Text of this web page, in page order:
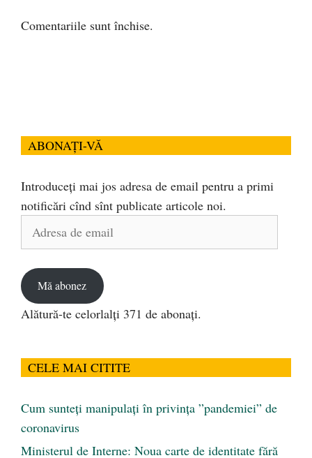
Comentariile sunt închise.
ABONAȚI-VĂ
Introduceți mai jos adresa de email pentru a primi
notificări cînd sînt publicate articole noi.
Mă abonez
Alătură-te celorlalți 371 de abonați.
CELE MAI CITITE
Cum sunteți manipulați în privința ”pandemiei” de
coronavirus
Ministerul de Interne: Noua carte de identitate fără